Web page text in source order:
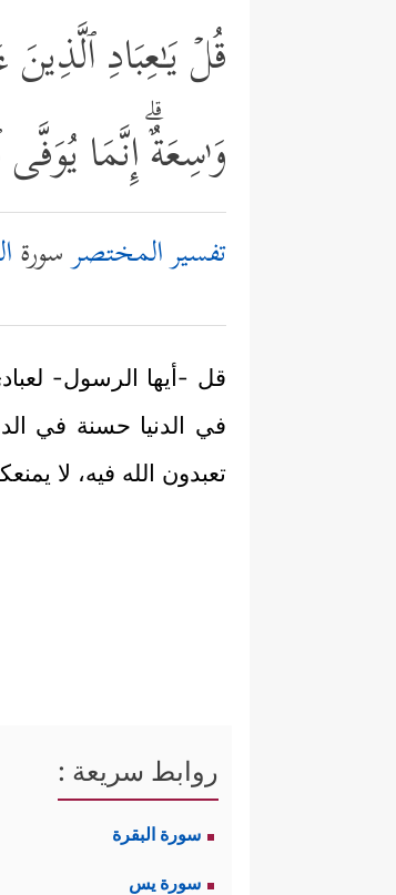
قُلۡ یَـٰعِبَادِ
وَ ٰ⁠سِعَةٌۗ إِنَّمَا
تفسير المختصرسورة
قل -أيها الرسول-
في الدنيا حسنة في
تعبدون الله فيه، لا
روابط سريعة :
سورة البقرة
سورة يس